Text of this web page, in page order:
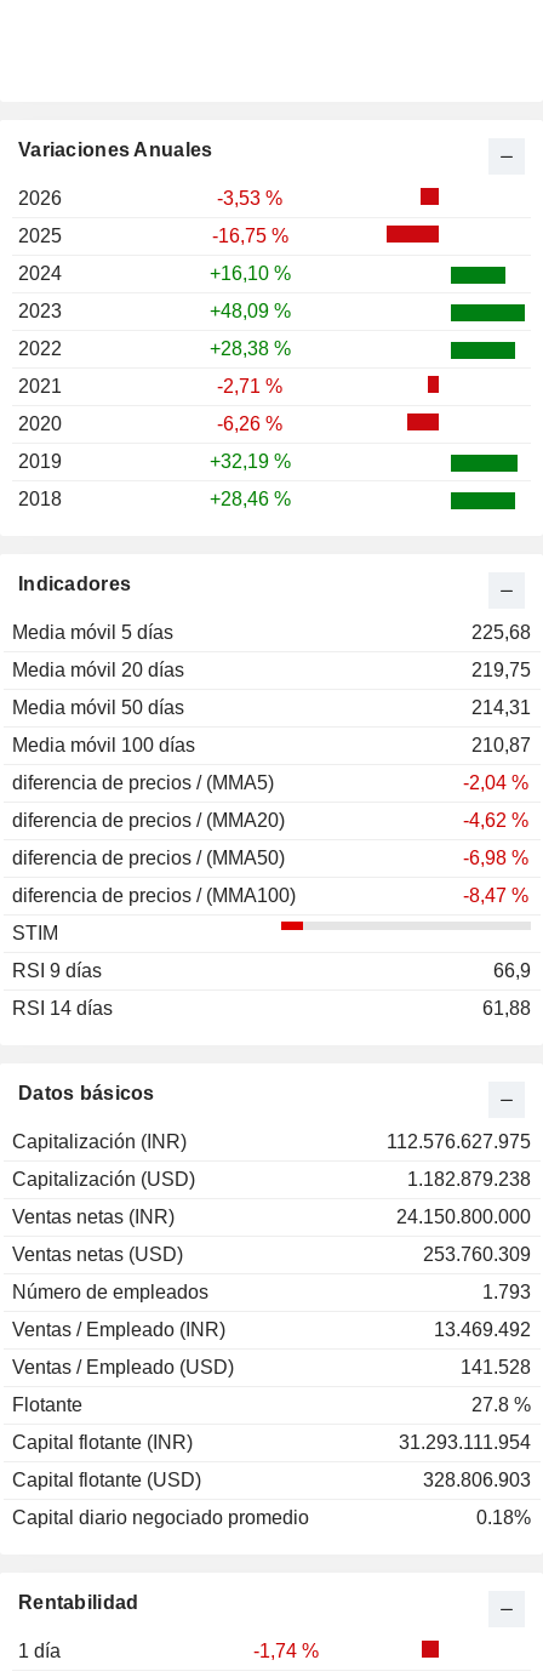
Rentabilidad
1 día
-1,74 %
Datos básicos
Capitalización (INR)
112.576.627.975
Capitalización (USD)
1.182.879.238
Ventas netas (INR)
24.150.800.000
Ventas netas (USD)
253.760.309
Número de empleados
1.793
Ventas / Empleado (INR)
13.469.492
Ventas / Empleado (USD)
141.528
Flotante
27.8 %
Capital flotante (INR)
31.293.111.954
Capital flotante (USD)
328.806.903
Capital diario negociado promedio
0.18%
Indicadores
Media móvil 5 días
225,68
Media móvil 20 días
219,75
Media móvil 50 días
214,31
Media móvil 100 días
210,87
diferencia de precios / (MMA5)
-2,04 %
diferencia de precios / (MMA20)
-4,62 %
diferencia de precios / (MMA50)
-6,98 %
diferencia de precios / (MMA100)
-8,47 %
STIM
RSI 9 días
66,9
RSI 14 días
61,88
Variaciones Anuales
2026
-3,53 %
2025
-16,75 %
2024
+16,10 %
2023
+48,09 %
2022
+28,38 %
2021
-2,71 %
2020
-6,26 %
2019
+32,19 %
2018
+28,46 %